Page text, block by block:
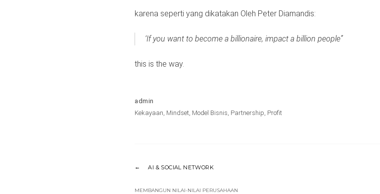
karena seperti yang dikatakan Oleh Peter Diamandis:
‘If you want to become a billionaire, impact a billion people”
this is the way.
admin
Kekayaan Mindset Model Bisnis Partnership Profit
AI & SOCIAL NETWORK
MEMBANGUN NILAI-NILAI PERUSAHAAN